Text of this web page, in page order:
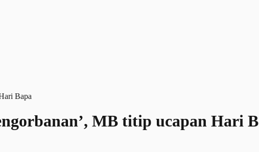
MB titip ucapan Hari